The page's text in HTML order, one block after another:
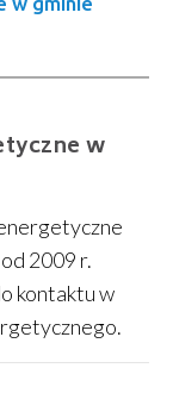
w
2009 r.
kontaktu w